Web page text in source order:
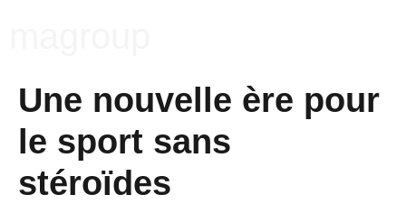
Une nouvelle ère pour
le sport sans
stéroïdes